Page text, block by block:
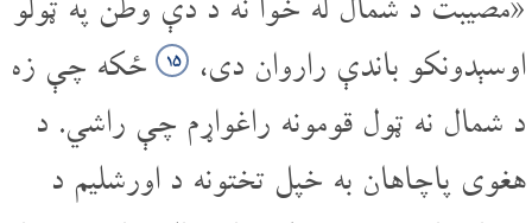
اوسېدونکو باندې راروان دی،
۱۵ ځکه چې زه
د شمال نه ټول قومونه راغواړم چې راشي. د
هغوی پاچاهان به خپل تختونه د اورشلیم د